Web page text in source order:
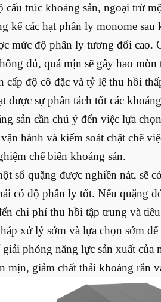
cấu trúc khoáng sản, ngoại trừ
kể các hạt phân ly monome
mức độ phân ly tương đối cao.
đủ, quá mịn sẽ gây hao
cấp độ cô đặc và tỷ lệ thu hồi
được sự phân tách tốt các
sản cần chú ý đến việc lựa
hành và kiểm soát chặt chẽ
chế biến khoáng sản.
số quặng được nghiền nát, sẽ
có độ phân ly tốt. Nếu quặng
chi phí thu hồi tập trung và
xử lý sớm và lựa chọn sớm
phóng năng lực sản xuất của
mịn, giảm chất thải khoáng rắn